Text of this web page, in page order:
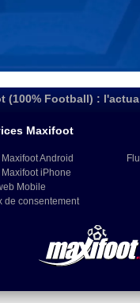
(100% Football) :
Maxifoot
Android
iPhone
Mobile
de consentement